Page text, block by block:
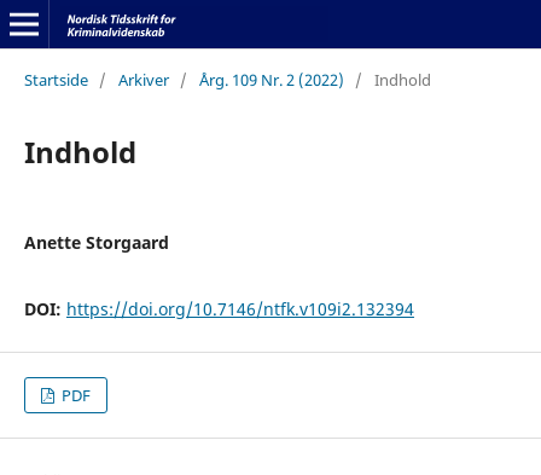
Startside / Arkiver / Årg. 109 Nr. 2 (2022) / Indhold
Indhold
Anette Storgaard
DOI: https://doi.org/10.7146/ntfk.v109i2.132394
PDF